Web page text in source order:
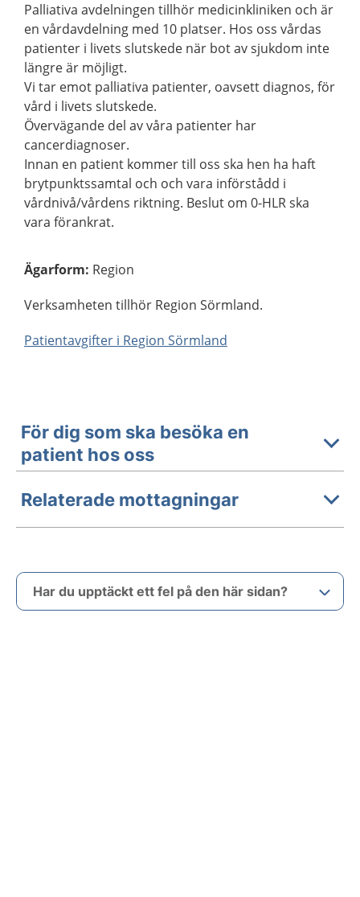
Palliativa avdelningen tillhör medicinkliniken och är
en vårdavdelning med 10 platser. Hos oss vårdas
patienter i livets slutskede när bot av sjukdom inte
längre är möjligt.
Vi tar emot palliativa patienter, oavsett diagnos, för
vård i livets slutskede.
Övervägande del av våra patienter har
cancerdiagnoser.
Innan en patient kommer till oss ska hen ha haft
brytpunktssamtal och och vara införstådd i
vårdnivå/vårdens riktning. Beslut om 0-HLR ska
vara förankrat.
Ägarform: Region
Verksamheten tillhör Region Sörmland.
Patientavgifter i Region Sörmland
För dig som ska besöka en
patient hos oss
Relaterade mottagningar
Har du upptäckt ett fel på den här sidan?